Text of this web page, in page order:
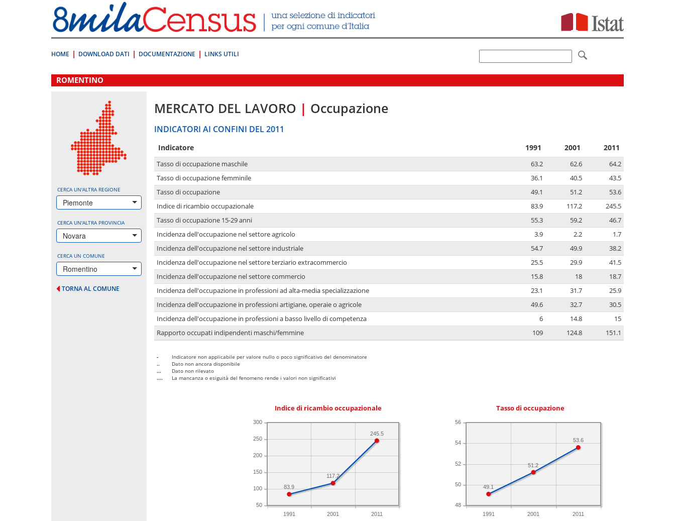
direttamente
a:
Contenuto
HOME DOWNLOAD DATI DOCUMENTAZIONE LINKS UTILI
.
ROMENTINO
CERCA UN'ALTRA REGIONE
Piemonte
CERCA UN'ALTRA PROVINCIA
Novara
CERCA UN COMUNE
Romentino
TORNA AL COMUNE
MERCATO DEL LAVORO | Occupazione
INDICATORI AI CONFINI DEL 2011
Indicatore 1991 2001 2011
Tasso di occupazione maschile 63.2 62.6
64.2
Tasso di occupazione femminile
36.1 40.5
43.5
Tasso di occupazione
49.1 51.2
53.6
Indice di ricambio occupazionale
83.9 117.2
245.5
Tasso di occupazione 15-29 anni
55.3 59.2
46.7
Incidenza dell'occupazione nel settore agricolo
3.9 2.2
1.7
Incidenza dell'occupazione nel settore industriale
54.7 49.9
38.2
Incidenza dell'occupazione nel settore terziario extracommercio
25.5 29.9
41.5
Incidenza dell'occupazione nel settore commercio
15.8 18
18.7
Incidenza dell'occupazione in professioni ad alta-media specializzazione
23.1 31.7
25.9
Incidenza dell'occupazione in professioni artigiane, operaie o agricole
49.6 32.7
30.5
Incidenza dell'occupazione in professioni a basso livello di competenza
6 14.8
15
Rapporto occupati indipendenti maschi/femmine
109 124.8 151.1
-
Indicatore non applicabile per valore nullo o poco significativo del denominatore
..
Dato non ancora disponibile
...
Dato non rilevato
....
La mancanza o esiguità del fenomeno rende i valori non significativi
Indice di ricambio occupazionale
1991 2001 2011
50
100
150
200
250
300
245.5
117.2
83.9
Tasso di occupazione
1991 2001 2011
48
50
52
54
56
53.6
51.2
49.1